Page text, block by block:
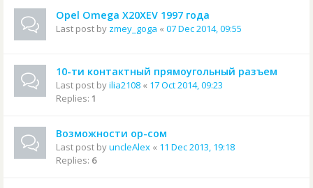
Opel Omega X20XEV 1997 года
Last post by zmey_goga « 07 Dec 2014, 09:55
10-ти контактный прямоугольный разъем
Last post byilia2108 « 17 Oct 2014, 09:23
Replies: 1
Возможности ор-сом
Last post byuncleAlex « 11 Dec 2013, 19:18
Replies: 6